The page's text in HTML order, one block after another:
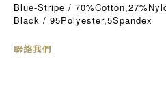
Blue-Stripe /
Black / 95Polyester,5Spandex
聯絡我們